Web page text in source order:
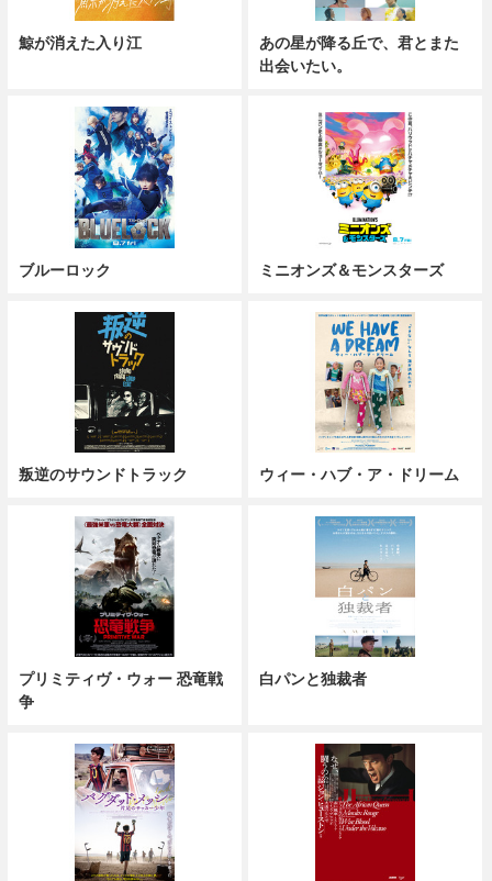
鯨が消えた入り江
あの星が降る丘で、君とまた
出会いたい。
ブルーロック ミニオンズ＆モンスターズ
叛逆のサウンドトラック ウィー・ハブ・ア・ドリーム
プリミティヴ・ウォー 恐竜戦
争
白パンと独裁者